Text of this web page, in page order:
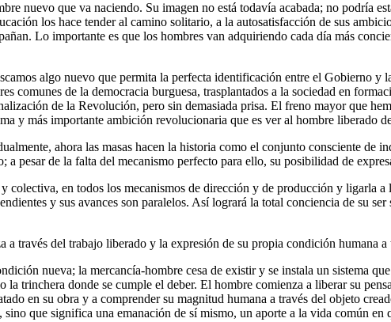
nuevo que va naciendo. Su imagen no está todavía acabada; no podría
los hace tender al camino solitario, a la autosatisfacción de sus
Lo importante es que los hombres van adquiriendo cada día más
algo nuevo que permita la perfecta identificación entre el Gobierno y
comunes de la democracia burguesa, trasplantados a la sociedad en
de la Revolución, pero sin demasiada prisa. El freno mayor que
y más importante ambición revolucionaria que es ver al hombre liberado
ahora las masas hacen la historia como el conjunto consciente de
a pesar de la falta del mecanismo perfecto para ello, su posibilidad de
en todos los mecanismos de dirección y de producción y ligarla
y sus avances son paralelos. Así logrará la total conciencia de su
a través del trabajo liberado y la expresión de su propia condición humana
nueva; la mercancía-hombre cesa de existir y se instala un sistema
trinchera donde se cumple el deber. El hombre comienza a liberar su
en su obra y a comprender su magnitud humana a través del objeto
que significa una emanación de sí mismo, un aporte a la vida común